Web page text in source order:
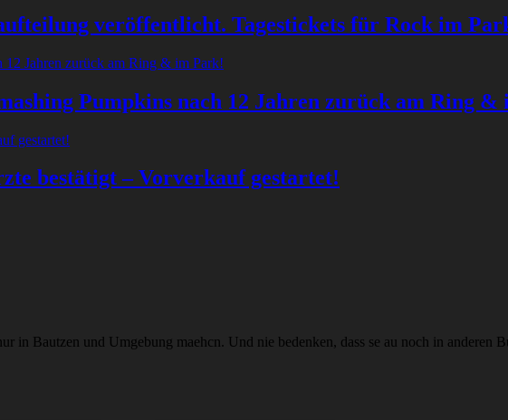
veröffentlicht. Tagestickets für Rock im
Pumpkins nach 12 Jahren zurück am Ring &
bestätigt – Vorverkauf gestartet!
in Bautzen und Umgebung maehcn. Und nie bedenken, dass se au noch in anderen